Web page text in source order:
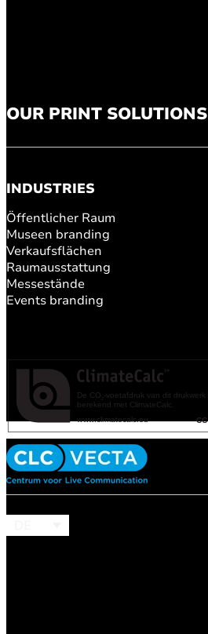
OUR PRINT SOLUTIONS
INDUSTRIES
Öffentlicher Raum
Museen branding
Verkaufsflächen
Raumausstattung
Messestände
Events branding